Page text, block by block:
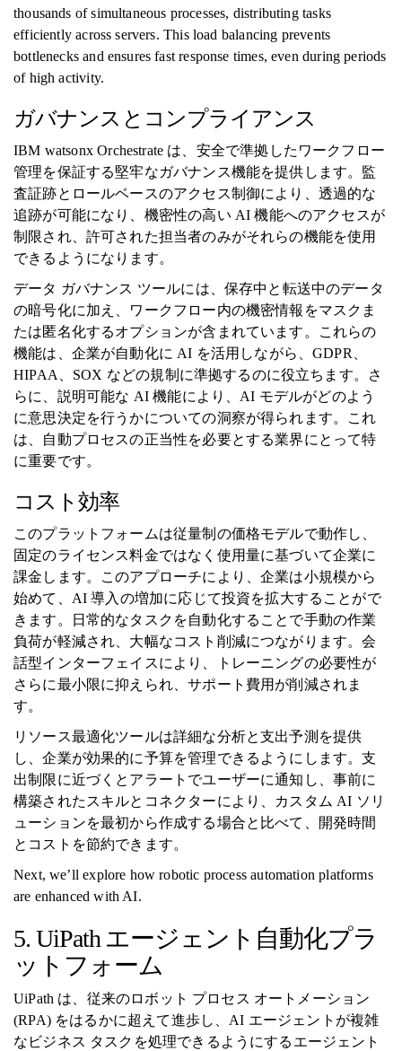
thousands of simultaneous processes, distributing tasks
efficiently across servers. This load balancing prevents
bottlenecks and ensures fast response times, even during periods
of high activity.
ガバナンスとコンプライアンス
IBM watsonx Orchestrate は、安全で準拠したワークフロー
管理を保証する堅牢なガバナンス機能を提供します。監
査証跡とロールベースのアクセス制御により、透過的な
追跡が可能になり、機密性の高い AI 機能へのアクセスが
制限され、許可された担当者のみがそれらの機能を使用
できるようになります。
データ ガバナンス ツールには、保存中と転送中のデータ
の暗号化に加え、ワークフロー内の機密情報をマスクま
たは匿名化するオプションが含まれています。これらの
機能は、企業が自動化に AI を活用しながら、GDPR、
HIPAA、SOX などの規制に準拠するのに役立ちます。さ
らに、説明可能な AI 機能により、AI モデルがどのよう
に意思決定を行うかについての洞察が得られます。これ
は、自動プロセスの正当性を必要とする業界にとって特
に重要です。
コスト効率
このプラットフォームは従量制の価格モデルで動作し、
固定のライセンス料金ではなく使用量に基づいて企業に
課金します。このアプローチにより、企業は小規模から
始めて、AI 導入の増加に応じて投資を拡大することがで
きます。日常的なタスクを自動化することで手動の作業
負荷が軽減され、大幅なコスト削減につながります。会
話型インターフェイスにより、トレーニングの必要性が
さらに最小限に抑えられ、サポート費用が削減されま
す。
リソース最適化ツールは詳細な分析と支出予測を提供
し、企業が効果的に予算を管理できるようにします。支
出制限に近づくとアラートでユーザーに通知し、事前に
構築されたスキルとコネクターにより、カスタム AI ソリ
ューションを最初から作成する場合と比べて、開発時間
とコストを節約できます。
Next, we’ll explore how robotic process automation platforms
are enhanced with AI.
5. UiPath エージェント自動化プラ
ットフォーム
UiPath は、従来のロボット プロセス オートメーション
(RPA) をはるかに超えて進歩し、AI エージェントが複雑
なビジネス タスクを処理できるようにするエージェント